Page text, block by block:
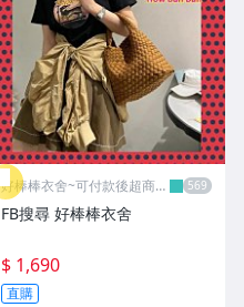
好棒棒衣舍~可付款後超商取
貨
FB搜尋 好棒棒衣舍
$ 1,690
直購